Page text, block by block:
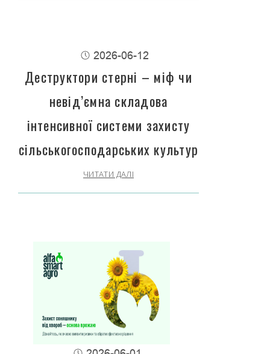
2026-06-12
Деструктори стерні – міф чи
невід’ємна складова
інтенсивної системи захисту
сільськогосподарських культур
ЧИТАТИ ДАЛІ